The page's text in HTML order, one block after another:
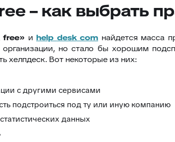
– как выбрать
free» и help desk com найдется масса
но стало бы хорошим
хелпдеск. Вот некоторые из них:
с другими сервисами
подстроиться под ту или иную компанию
данных